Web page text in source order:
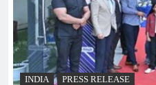
INDIA PRESS RELEASE